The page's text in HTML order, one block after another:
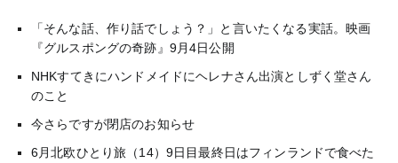
「そんな話、作り話でしょう？」と言いたくなる実話。映画
『グルスポングの奇跡』9月4日公開
NHKすてきにハンドメイドにヘレナさん出演としずく堂さん
のこと
今さらですが閉店のお知らせ
6月北欧ひとり旅（14）9日目最終日はフィンランドで食べた